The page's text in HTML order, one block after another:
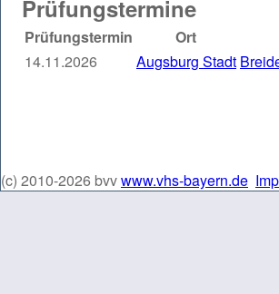
Prüfungstermine
Prüfungstermin Ort
14.11.2026
Augsburg Stadt
(c) 2010-2026 bvvwww.vhs-bayern.de